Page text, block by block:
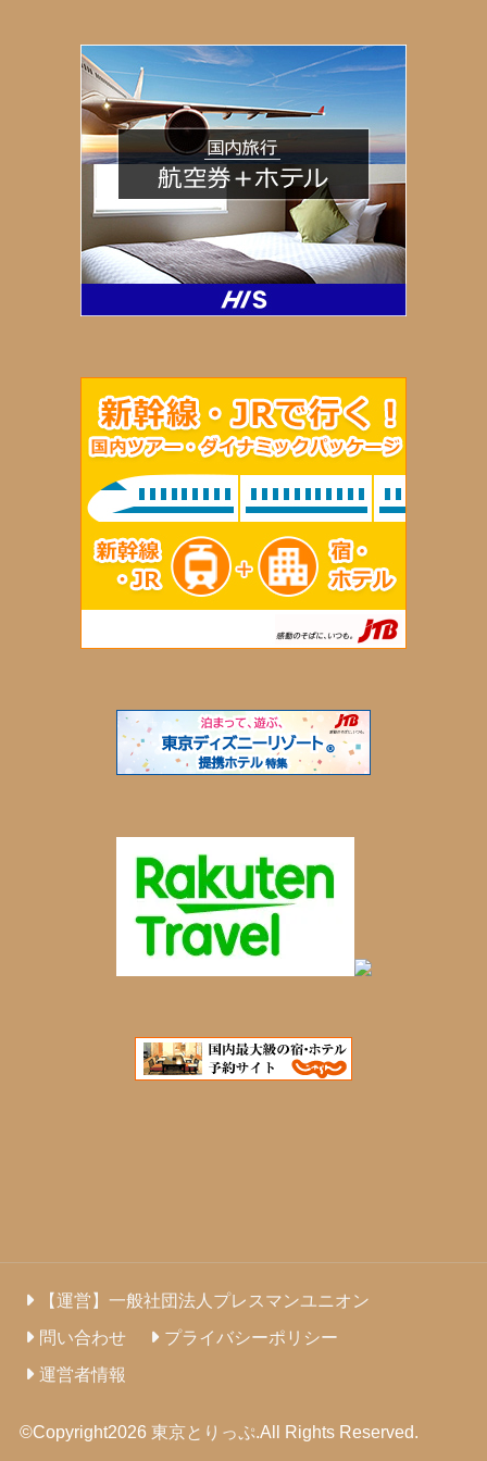
【運営】一般社団法人プレスマンユニオン
問い合わせ
プライバシーポリシー
運営者情報
©Copyright2026 東京とりっぷ.All Rights Reserved.